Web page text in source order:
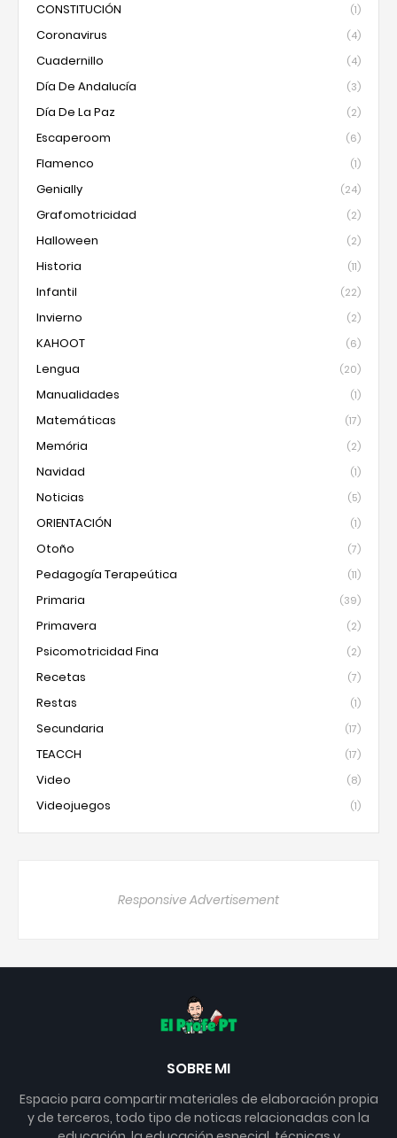
CONSTITUCIÓN (1)
Coronavirus (4)
Cuadernillo (4)
Día De Andalucía (3)
Día De La Paz (2)
Escaperoom (6)
Flamenco (1)
Genially (24)
Grafomotricidad (2)
Halloween (2)
Historia (11)
Infantil (22)
Invierno (2)
KAHOOT (6)
Lengua (20)
Manualidades (1)
Matemáticas (17)
Memória (2)
Navidad (1)
Noticias (5)
ORIENTACIÓN (1)
Otoño (7)
Pedagogía Terapeútica (11)
Primaria (39)
Primavera (2)
Psicomotricidad Fina (2)
Recetas (7)
Restas (1)
Secundaria (17)
TEACCH (17)
Video (8)
Videojuegos (1)
Responsive Advertisement
SOBRE MI
Espacio para compartir materiales de elaboración propia
y de terceros, todo tipo de noticas relacionadas con la